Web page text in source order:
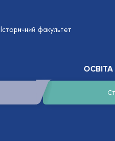
Історичний факультет
ОСВІТА